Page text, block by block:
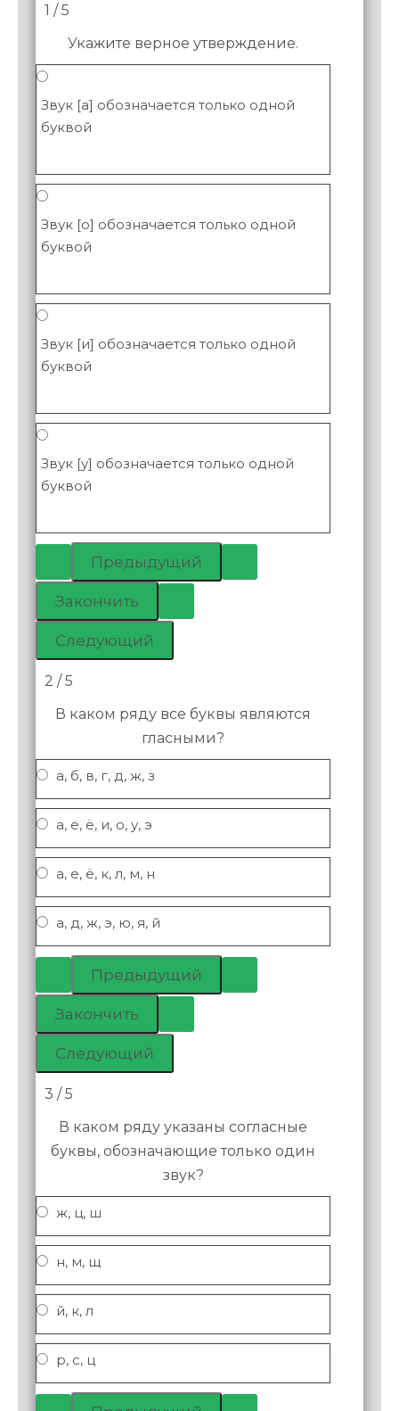
1 / 5
Укажите верное утверждение.
Звук [а] обозначается только одной
буквой
Звук [о] обозначается только одной
буквой
Звук [и] обозначается только одной
буквой
Звук [у] обозначается только одной
буквой
2 / 5
В каком ряду все буквы являются
гласными?
а, б, в, г, д, ж, з
а, е, ё, и, о, у, э
а, е, ё, к, л, м, н
а, д, ж, э, ю, я, й
3 / 5
В каком ряду указаны согласные
буквы, обозначающие только один
звук?
ж, ц, ш
н, м, щ
й, к, л
р, с, ц